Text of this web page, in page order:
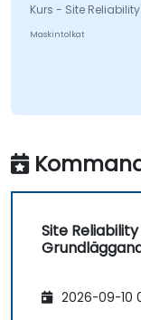
Kurs - Site
Maskintolkat
Site
2026-09-10